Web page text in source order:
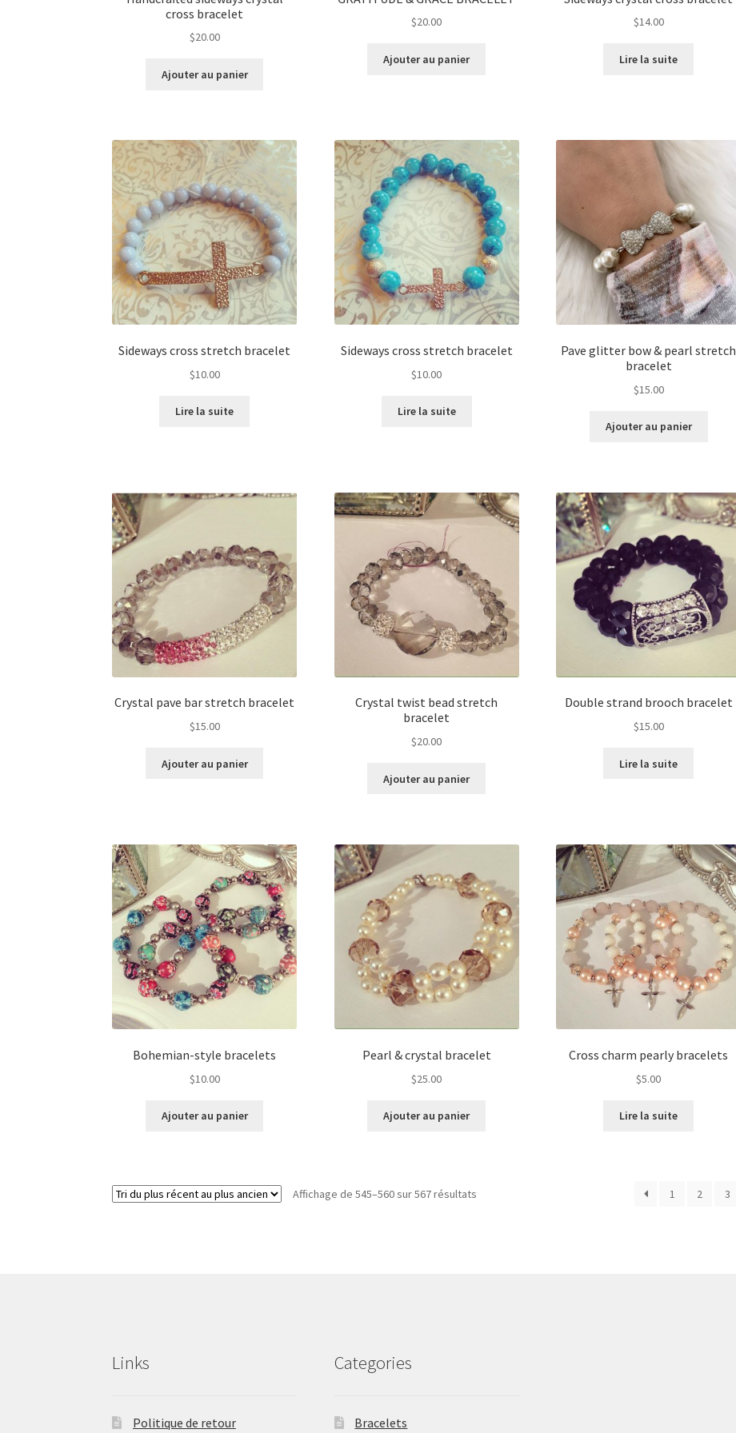
cross bracelet
$20.00
Ajouter au panier
$20.00
Ajouter au panier
$14.00
Lire la suite
Sideways cross stretch bracelet
$10.00
Lire la suite
Sideways cross stretch bracelet
$10.00
Lire la suite
Pave glitter bow & pearl stretch
bracelet
$15.00
Ajouter au panier
Crystal pave bar stretch bracelet
$15.00
Ajouter au panier
Crystal twist bead stretch
bracelet
$20.00
Ajouter au panier
Double strand brooch bracelet
$15.00
Lire la suite
Bohemian-style bracelets
$10.00
Ajouter au panier
Pearl & crystal bracelet
$25.00
Ajouter au panier
Cross charm pearly bracelets
$5.00
Lire la suite
Affichage de 545–560 sur 567 résultats 1 2 3
Links
Politique de retour
Categories
Bracelets